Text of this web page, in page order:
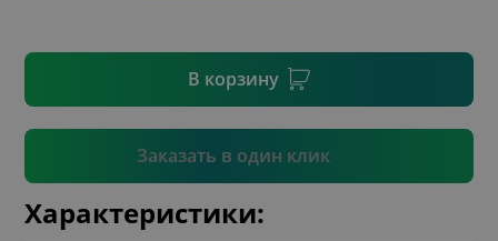
В корзину
Заказать в один клик
Подтвердить
Характеристики: